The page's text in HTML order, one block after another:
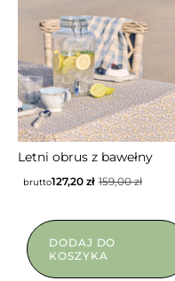
Letni obrus z bawełny
159,00zł
127,20 zł
brutto
DODAJ DO
KOSZYKA